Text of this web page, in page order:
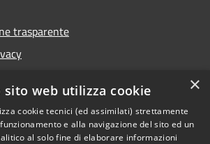
trasparente
accessibilità
×
sito web utilizza cookie
cookie tecnici (ed assimilati) strettamente
e alla navigazione del sito ed un
al solo fine di elaborare informazioni